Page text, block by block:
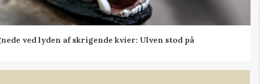
ved lyden af skrigende kvier: Ulven stod på